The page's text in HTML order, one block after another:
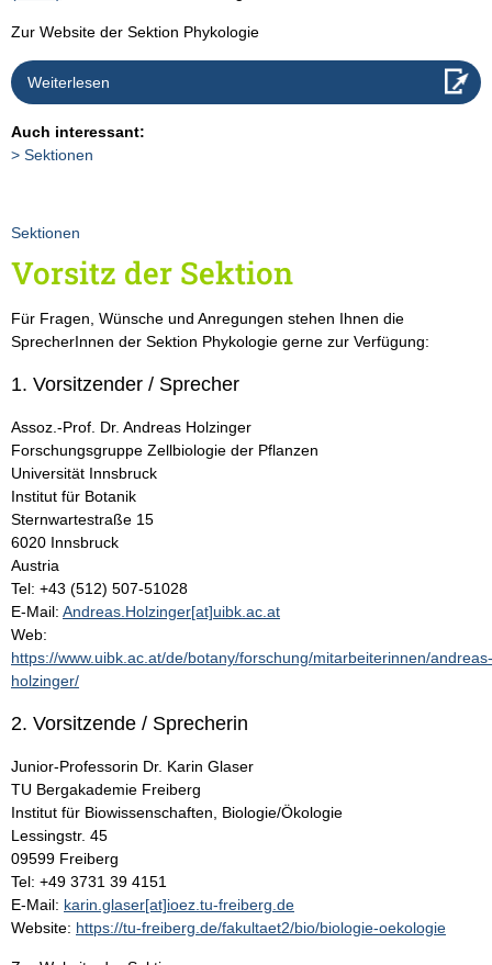
Zur Website der Sektion Phykologie
Weiterlesen
Auch interessant:
Sektionen
Sektionen
Vorsitz der Sektion
Für Fragen, Wünsche und Anregungen stehen Ihnen die
SprecherInnen der Sektion Phykologie gerne zur Verfügung:
1. Vorsitzender / Sprecher
Assoz.-Prof. Dr. Andreas Holzinger
Forschungsgruppe Zellbiologie der Pflanzen
Universität Innsbruck
Institut für Botanik
Sternwartestraße 15
6020 Innsbruck
Austria
Tel: +43 (512) 507-51028
E-Mail: Andreas.Holzinger[at]uibk.ac.at
Web:
https://www.uibk.ac.at/de/botany/forschung/mitarbeiterinnen/andreas-
holzinger/
2. Vorsitzende / Sprecherin
Junior-Professorin Dr. Karin Glaser
TU Bergakademie Freiberg
Institut für Biowissenschaften, Biologie/Ökologie
Lessingstr. 45
09599 Freiberg
Tel: +49 3731 39 4151
E-Mail: karin.glaser[at]ioez.tu-freiberg.de
Website: https://tu-freiberg.de/fakultaet2/bio/biologie-oekologie